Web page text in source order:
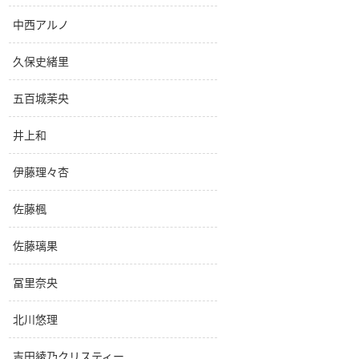
中西アルノ
久保史緒里
五百城茉央
井上和
伊藤理々杏
佐藤楓
佐藤璃果
冨里奈央
北川悠理